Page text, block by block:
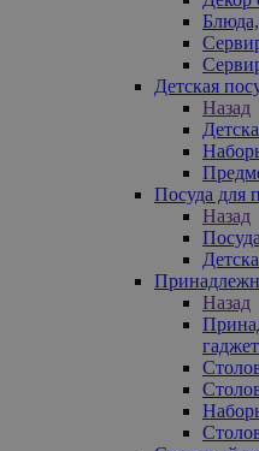
Детская
Назад
Посуда для
Назад
Назад